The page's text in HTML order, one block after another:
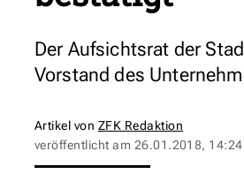
Der Aufsichtsrat der
Vorstand des
Artikel von ZFK Redaktion
veröffentlicht am 26.01.2018, 14:24